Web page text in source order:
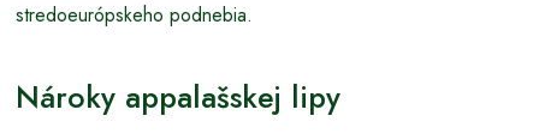
stredoeurópskeho podnebia.
Nároky appalašskej lipy